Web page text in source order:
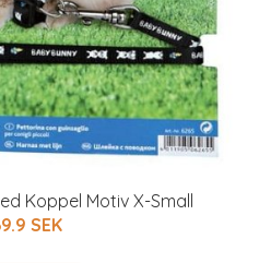
Koppel Motiv X-Small
SEK